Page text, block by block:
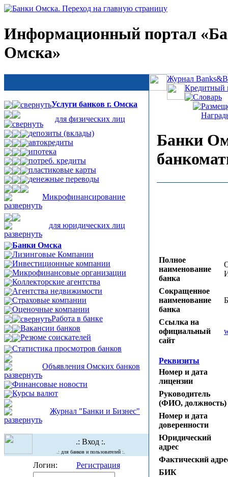
Информационный портал
Омска»
Услуги банков г. Омска
для физических лиц
депозиты (вклады)
автокредиты
ипотека
потреб. кредиты
пластиковые карты
денежные переводы
Микрофинансирование
для юридических лиц
Банки Омска
Лизинговые Компании
Инвестиционные компании
Микрофинансовые организации
Коллекторские агентства
Агентства недвижимости
Страховые компании
Оценочные компании
Работа в банке
Вакансии банков
Резюме соискателей
Статистика просмотров банков
Объявления Омских банков
Финансовые новости
Курсы валют
Журнал "Банки и Бизнес"
.: Вход :.
.: для банков и пользователей :.
Логин: Регистрация
Журнал
Кредитный
Словарь
Банки
Полное
наименование
банка
Сокращенное
наименование
банка
Ссылка на
официальный
сайт
Реквизиты
Номер и дата
лицензии
Руководитель
(ФИО, должность)
Номер и дата
доверенности
Юридический
адрес
Фактический
БИК